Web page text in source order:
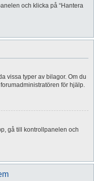
och klicka på “Hantera
vissa typer av bilagor. Om du
för hjälp.
gå till kontrollpanelen och